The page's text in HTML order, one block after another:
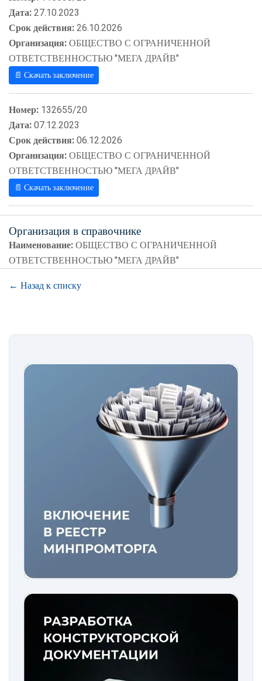
Дата:27.10.2023
Срок действия:26.10.2026
Организация:ОБЩЕСТВО С ОГРАНИЧЕННОЙ
ОТВЕТСТВЕННОСТЬЮ "МЕГА ДРАЙВ"
📄 Скачать заключение
Номер: 132655/20
Дата:07.12.2023
Срок действия:06.12.2026
Организация:ОБЩЕСТВО С ОГРАНИЧЕННОЙ
ОТВЕТСТВЕННОСТЬЮ "МЕГА ДРАЙВ"
📄 Скачать заключение
Организация в справочнике
Наименование:ОБЩЕСТВО С ОГРАНИЧЕННОЙ
ОТВЕТСТВЕННОСТЬЮ "МЕГА ДРАЙВ"
← Назад к списку